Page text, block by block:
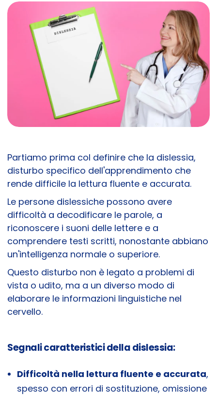
Partiamo prima col definire che la dislessia,
disturbo specifico dell'apprendimento che
rende difficile la lettura fluente e accurata.
Le persone dislessiche possono avere
difficoltà a decodificare le parole, a
riconoscere i suoni delle lettere e a
comprendere testi scritti, nonostante abbiano
un'intelligenza normale o superiore.
Questo disturbo non è legato a problemi di
vista o udito, ma a un diverso modo di
elaborare le informazioni linguistiche nel
cervello.
Segnali caratteristici della dislessia:
Difficoltà nella lettura fluente e accurata,
spesso con errori di sostituzione, omissione